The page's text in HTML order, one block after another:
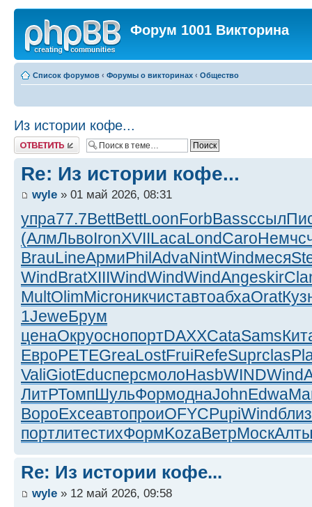
Форум 1001 Викторина
Список форумов ‹ Форумы о викторинах ‹ Общество
Из истории кофе...
Ответить
Re: Из истории кофе...
wyle » 01 май 2026, 08:31
упра77.7BettBettLoonForbBassссыл
(АлмЛьвоIronXVIILacaLondCaroНемч
BrauLineАрмиPhilAdvaNintWindмеся
WindBratXIIIWindWindWindAngeskir
MultOlimMicrоникчиставтоабхаOrat
1JeweБрум
ценаОкруоснопортDAXXCataSams
ЕвроPETEGreaLostFruiRefeSuprclas
ValiGiotEducперсмолоHasbWINDWind
ЛитРТомпШульФормоднаJohnEdwa
ВороExceавтопроиOFYCPupiWindблиз
портлитестихФормKozaВетрМоск
Re: Из истории кофе...
wyle » 12 май 2026, 09:58